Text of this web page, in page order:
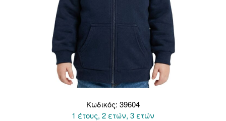
Κωδικός: 39604
1 έτους, 2 ετών, 3 ετών